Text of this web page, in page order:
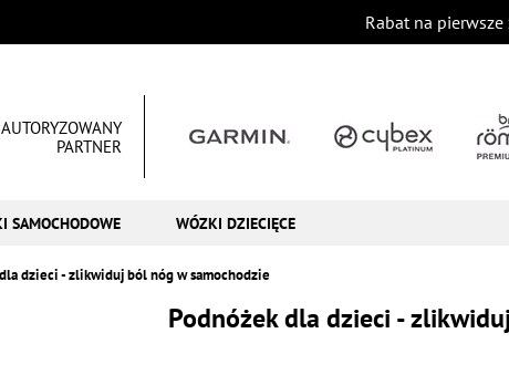
Rabat na pierwsze
AUTORYZOWANY
PARTNER
SAMOCHODOWE WÓZKI DZIECIĘCE
dzieci - zlikwiduj ból nóg w samochodzie
Podnóżek dla dzieci -